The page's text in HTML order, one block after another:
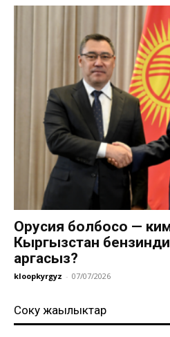
Орусия болбосо —
Кыргызстан бензинди
аргасыз?
kloopkyrgyz - 07/07/2026
Соңку жаңылыктар